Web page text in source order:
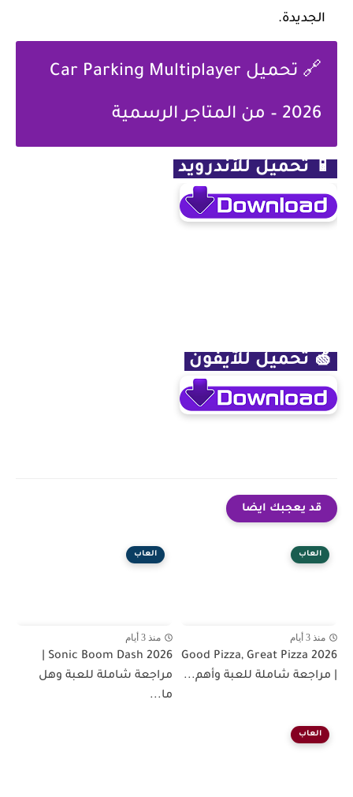
الجديدة.
🔗 تحميل Car Parking Multiplayer
2026 – من المتاجر الرسمية
📱 تحميل للأندرويد
🍏 تحميل للآيفون
قد يعجبك ايضا
العاب
منذ 3 أيام
Good Pizza, Great Pizza 2026
| مراجعة شاملة للعبة وأهم...
العاب
منذ 3 أيام
مراجعة شاملة للعبة وهل
ما...
العاب